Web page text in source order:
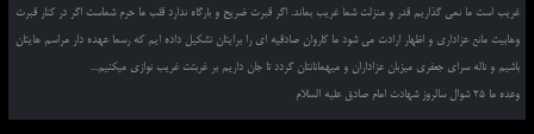
غریب است ما نمی گذاریم قدر و منزلت شما غریب بماند. اگر قبرت ضریح و بارگاه ندارد قلب ما حرم شماست اگر در کنار قبرت
وهابیت مانع عزاداری و اظهار ارادت می شود ما کاروان صادقیه ای را برایتان تشکیل داده ایم که رسما عهده دار مراسم هایتان
باشیم و ناله سرای جعفری میزبان عزاداران و میهمانانتان گردد تا جان داریم بر غربتت غریب نوازی میکنیم...
وعده ما 25 شوال سالروز شهادت امام صادق علیه السلام